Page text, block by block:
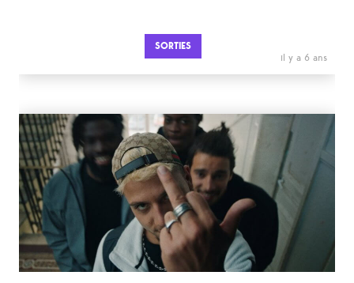
SORTIES
il y a 6 ans